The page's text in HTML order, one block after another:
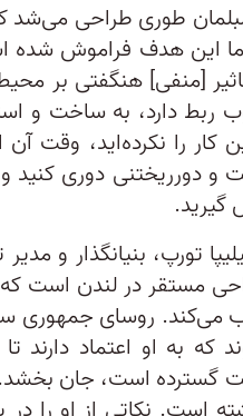
طوری طراحی
این هدف فراموش شده
[منفی] هنگفتی بر
ربط دارد، به ساخت و
کار را نکرده‌اید، وقت
و دورریختنی دوری
گیرید.
مستقر در لندن است
می‌کند. روسای جمهوری
که به او اعتماد دارند
گسترده است، جان